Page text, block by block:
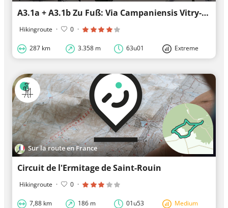
A3.1a + A3.1b Zu Fuß: Via Campaniensis Vitry-le-François-Vézelay
Hikingroute · 0 ·
287 km 3.358 m 63u01 Extreme
Sur la route en France
Circuit de l'Ermitage de Saint-Rouin
Hikingroute · 0 ·
7,88 km 186 m 01u53 Medium